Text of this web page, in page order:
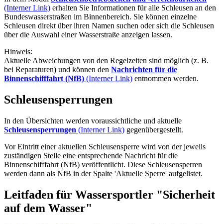
(Interner Link) erhalten Sie Informationen für alle Schleusen an den
Bundeswasserstraßen im Binnenbereich. Sie können einzelne
Schleusen direkt über ihren Namen suchen oder sich die Schleusen
über die Auswahl einer Wasserstraße anzeigen lassen.
Hinweis:
Aktuelle Abweichungen von den Regelzeiten sind möglich (z. B.
bei Reparaturen) und können den Nachrichten für die
Binnenschifffahrt (NfB) (Interner Link) entnommen werden.
Schleusensperrungen
In den Übersichten werden voraussichtliche und aktuelle
Schleusensperrungen (Interner Link) gegenübergestellt.
Vor Eintritt einer aktuellen Schleusensperre wird von der jeweils
zuständigen Stelle eine entsprechende Nachricht für die
Binnenschifffahrt (NfB) veröffentlicht. Diese Schleusensperren
werden dann als NfB in der Spalte 'Aktuelle Sperre' aufgelistet.
Leitfaden für Wassersportler "Sicherheit
auf dem Wasser"